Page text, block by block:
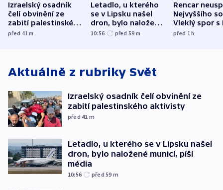
Izraelský osadník
čelí obvinění ze
zabití palestinského
aktivisty
před 41m
Letadlo, u kterého
se v Lipsku našel
dron, bylo naložené
municí, píší média
10:56 před 59 m
Rencar
Nejvyššího
Vleklý spor s
reklamní
před 1h
Aktuálně z rubriky Svět
Izraelský osadník čelí obvinění ze
zabití palestinského aktivisty
před 41 m
Letadlo, u kterého se v Lipsku našel
dron, bylo naložené municí, píší
média
10:56 před 59 m